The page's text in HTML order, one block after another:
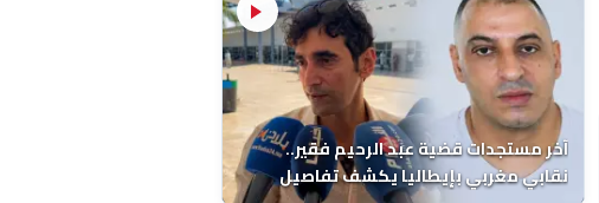
آخر مستجدات قضية عبد الرحيم فقير..
نقابي مغربي بإيطاليا يكشف تفاصيل